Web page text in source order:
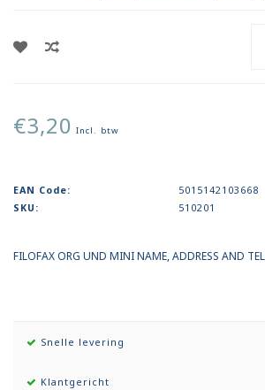
€3,20 Incl. btw
EAN Code:
5015142103668
SKU:
510201
FILOFAX ORG UND MINI NAME, ADDRESS AND
Snelle levering
Klantgericht